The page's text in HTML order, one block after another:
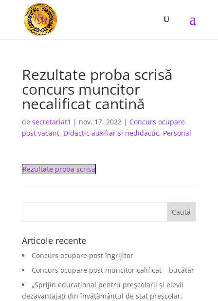
Rezultate proba scrisă
concurs muncitor
necalificat cantină
de secretariat1 | nov. 17, 2022| Concurs ocupare
post vacant, Didactic auxiliar si nedidactic, Personal
Rezultate proba scrisa
Articole recente
Concurs ocupare post îngrijitor
Concurs ocupare post muncitor calificat – bucătar
„Sprijin educațional pentru preșcolarii și elevii
dezavantajați din învățământul de stat preșcolar,